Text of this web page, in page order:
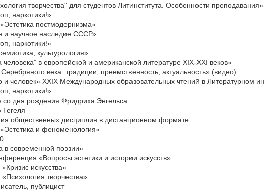
творчества" для студентов Литинститута. Особенности преподавания»
наркотики!»
постмодернизма»
и научное наследие СССР»
наркотики!»
культурология»
в европейской и американской литературе XIX-XXI веков»
века: традиции, преемственность, актуальность» (видео)
человек» XXIX Международных образовательных чтений в Литературном
наркотики!»
со дня рождения Фридриха Энгельса
Гегеля
общественных дисциплин в дистанционном формате
и феноменология»
современной поэзии»
«Вопросы эстетики и истории искусств»
искусства»
творчества»
публицист